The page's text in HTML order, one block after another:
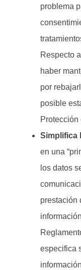
problema
Respecto
haber
por
posible
Protección
Simplifica
en una
los datos
prestación
especifica